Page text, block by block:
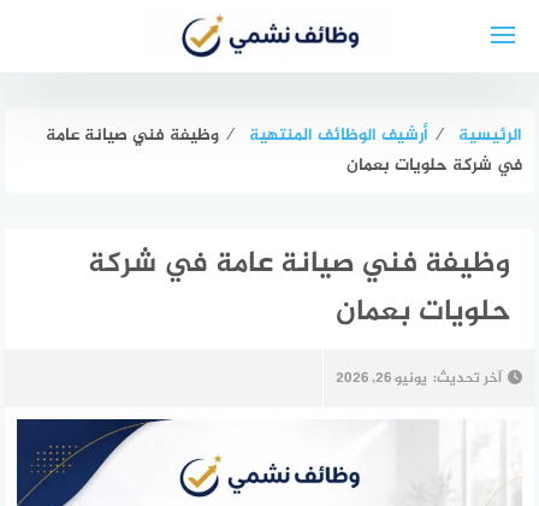
الرئيسية ⁄ أرشيف الوظائف المنتهية ⁄ وظيفة فني صيانة عامة
في شركة حلويات بعمان
وظيفة فني صيانة عامة في شركة
حلويات بعمان
آخر تحديث: يونيو 26, 2026